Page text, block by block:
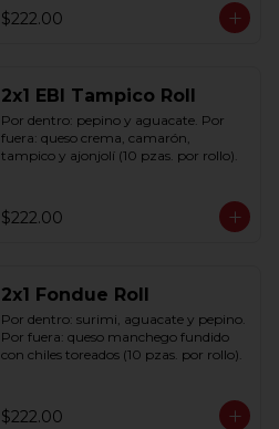
$222.00
2x1 EBI Tampico Roll
Por dentro: pepino y aguacate. Por
fuera: queso crema, camarón,
tampico y ajonjolí (10 pzas. por rollo).
$222.00
2x1 Fondue Roll
Por dentro: surimi, aguacate y pepino.
Por fuera: queso manchego fundido
con chiles toreados (10 pzas. por rollo).
$222.00